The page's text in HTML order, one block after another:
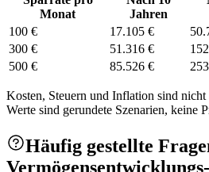
Monat
Jahren
100 €
17.105 €
300 €
51.316 €
500 €
85.526 €
Kosten, Steuern und Inflation sind
Werte sind gerundete Szenarien, keine
Häufig gestellte